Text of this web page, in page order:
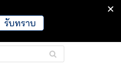
Global
รับทราบ